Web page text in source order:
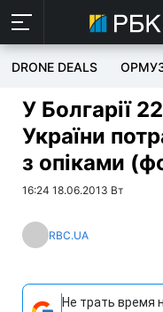
DRONE DEALS
У Болгарії
України
з опіками
16:24 18.06.2013 Вт
RBC.UA
Не трать время